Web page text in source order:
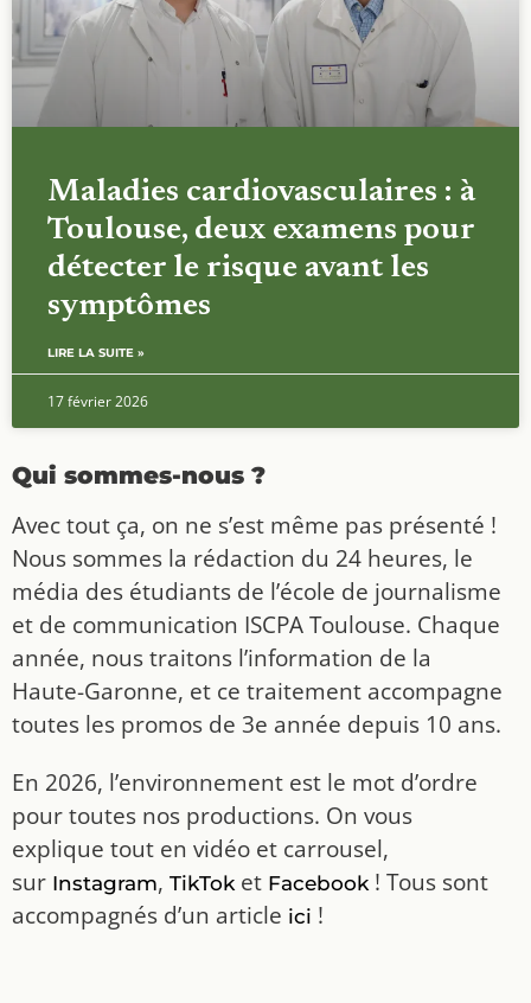
Maladies cardiovasculaires : à
Toulouse, deux examens pour
détecter le risque avant les
symptômes
LIRE LA SUITE »
17 février 2026
Qui sommes-nous ?
Avec tout ça, on ne s’est même pas présenté !
Nous sommes la rédaction du 24 heures, le
média des étudiants de l’école de journalisme
et de communication ISCPA Toulouse. Chaque
année, nous traitons l’information de la
Haute-Garonne, et ce traitement accompagne
toutes les promos de 3e année depuis 10 ans.
En 2026, l’environnement est le mot d’ordre
pour toutes nos productions. On vous
explique tout en vidéo et carrousel,
sur Instagram, TikToket Facebook! Tous sont
accompagnés d’un article ici !